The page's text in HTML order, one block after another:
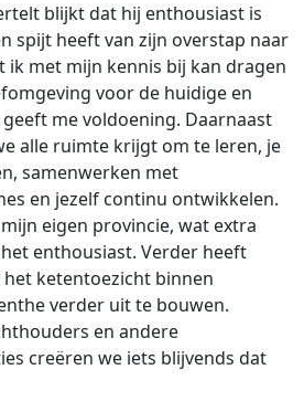
blijkt dat hij enthousiast is
spijt heeft van zijn overstap naar
ik met mijn kennis bij kan dragen
voor de huidige en
me voldoening. Daarnaast
alle ruimte krijgt om te leren, je
samenwerken met
en jezelf continu ontwikkelen.
eigen provincie, wat extra
enthousiast. Verder heeft
ketentoezicht binnen
verder uit te bouwen.
en andere
creëren we iets blijvends dat